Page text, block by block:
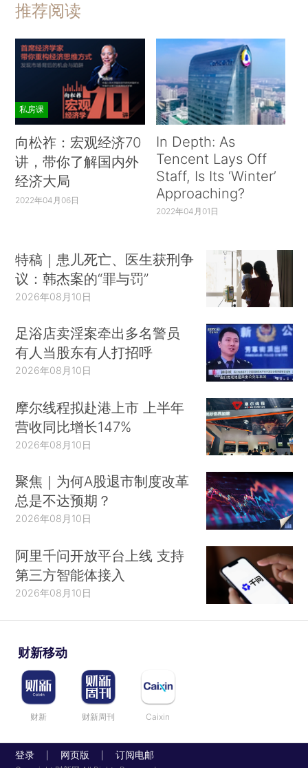
推荐阅读
私房课
向松祚：宏观经济70
讲，带你了解国内外
经济大局
2022年04月06日
In Depth: As
Tencent Lays Off
Staff, Is Its ‘Winter’
Approaching?
2022年04月01日
特稿｜患儿死亡、医生获刑争
议：韩杰案的“罪与罚”
2026年08月10日
足浴店卖淫案牵出多名警员
有人当股东有人打招呼
2026年08月10日
摩尔线程拟赴港上市 上半年
营收同比增长147%
2026年08月10日
聚焦｜为何A股退市制度改革
总是不达预期？
2026年08月10日
阿里千问开放平台上线 支持
第三方智能体接入
2026年08月10日
财新移动
财新 财新周刊 Caixin
登录 网页版 订阅电邮